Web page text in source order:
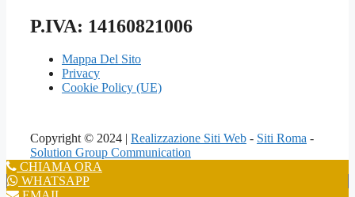
P.IVA: 14160821006
Mappa Del Sito
Privacy
Cookie Policy (UE)
Copyright © 2024 | Realizzazione Siti Web - Siti Roma -
Solution Group Communication
CHIAMA ORA
WHATSAPP